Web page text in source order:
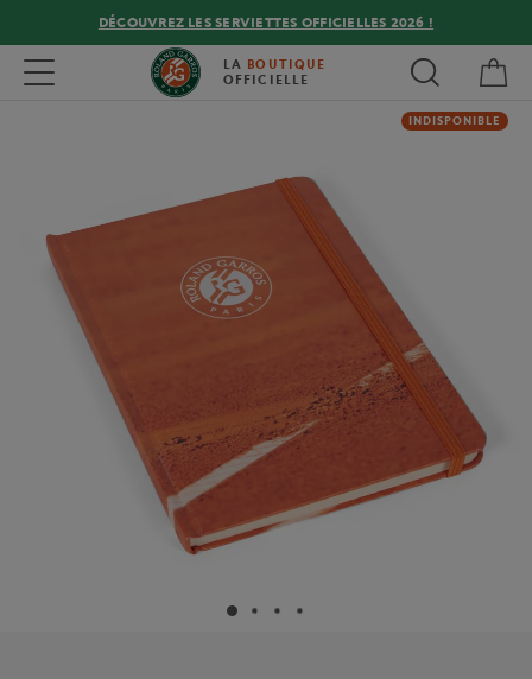
DÉCOUVREZ LES SERVIETTES OFFICIELLES 2026 !
Toggle navigation LA BOUTIQUE
OFFICIELLE
INDISPONIBLE